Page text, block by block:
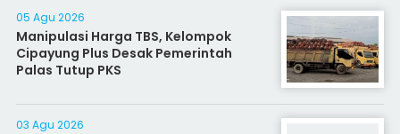
05 Agu 2026
Manipulasi Harga TBS, Kelompok
Cipayung Plus Desak Pemerintah
Palas Tutup PKS
03 Agu 2026